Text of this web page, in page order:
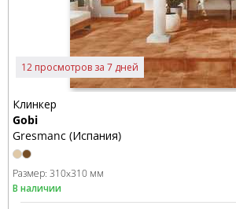
12 просмотров за 7 дней
Клинкер
Gobi
Gresmanc (Испания)
Размер: 310x310 мм
В наличии